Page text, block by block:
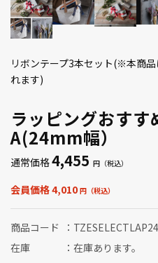
ラッピングおすす
A(24mm幅）
リボンテープ3本セット(※本商
れます)
通常価格4,455
会員価格 4,010
商品コード
在庫
在庫あります。